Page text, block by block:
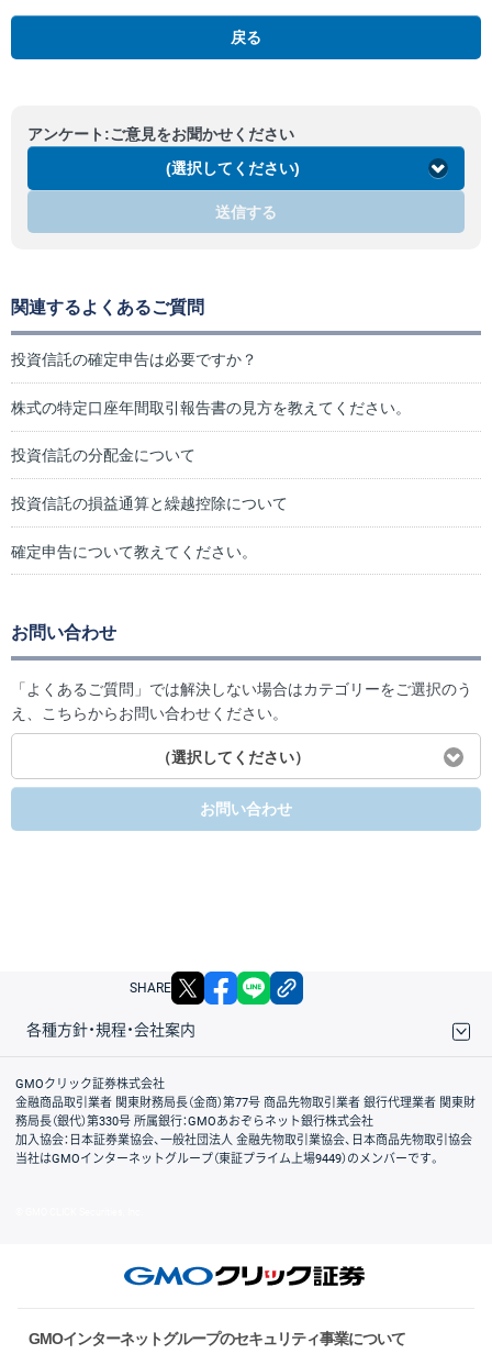
戻る
アンケート:ご意見をお聞かせください
(選択してください)
送信する
関連するよくあるご質問
投資信託の確定申告は必要ですか？
株式の特定口座年間取引報告書の見方を教えてください。
投資信託の分配金について
投資信託の損益通算と繰越控除について
確定申告について教えてください。
お問い合わせ
「よくあるご質問」では解決しない場合はカテゴリーをご選択のう
え、こちらからお問い合わせください。
（選択してください）
お問い合わせ
SHARE X facebook
各種方針・規程・会社案内
取引規程・約款
サイトマップ
その他のご案内
個人情報保護方針
最良執行方針
サイトのご利用について
ディスクレイマー
信託保全
リスク説明
会社案内
GMOクリック証券株式会社
金融商品取引業者 関東財務局長（金商）第77号 商品先物取引業者 銀行代理業者 関東財
務局長（銀代）第330号 所属銀行：GMOあおぞらネット銀行株式会社
加入協会：日本証券業協会、一般社団法人 金融先物取引業協会、日本商品先物取引協会
当社はGMOインターネットグループ（東証プライム上場9449）のメンバーです。
GMOインターネットグループのセキュリティ事業について